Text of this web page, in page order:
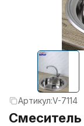
Артикул:V-7114
Смеситель